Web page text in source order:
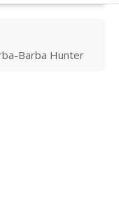
Barba Hunter